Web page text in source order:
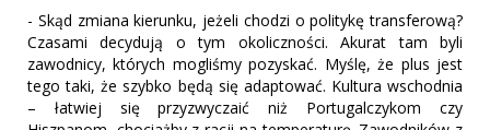
- Skąd zmiana kierunku, jeżeli chodzi o politykę transferową?
Czasami decydują o tym okoliczności. Akurat tam byli
zawodnicy, których mogliśmy pozyskać. Myślę, że plus jest
tego taki, że szybko będą się adaptować. Kultura wschodnia
– łatwiej się przyzwyczaić niż Portugalczykom czy